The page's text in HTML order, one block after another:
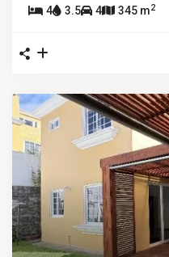
4 3.5 4 345 m2